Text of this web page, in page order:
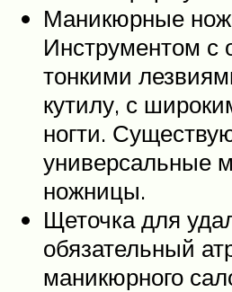
Маникюрные
Инструментом с
тонкими
кутилу, с
ногти.
универсальные
ножницы.
Щеточка для
обязательный
маникюрного